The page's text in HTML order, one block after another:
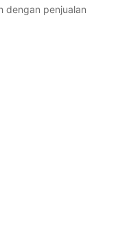
dengan penjualan